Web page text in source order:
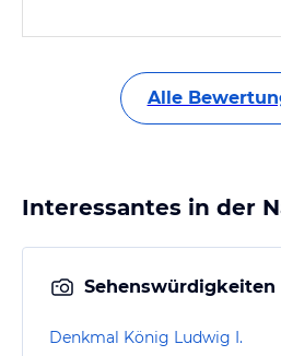
Alle
Interessantes in der
Sehenswürdigkeiten
Denkmal König Ludwig I.